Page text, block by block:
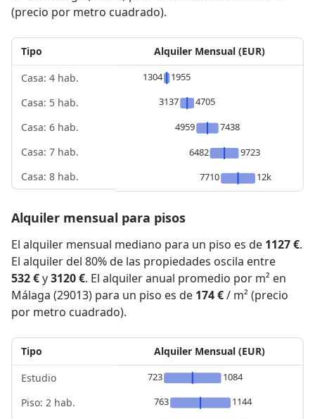
(precio por metro cuadrado).
Tipo
Casa: 4 hab.
Casa: 5 hab.
Casa: 6 hab.
Casa: 7 hab.
Casa: 8 hab.
Alquiler Mensual (EUR)
1304
1955
3137
4705
4959
7438
6482
9723
7710
12k
Alquiler mensual para pisos
El alquiler mensual mediano para un piso es de 1127 €.
El alquiler del 80% de las propiedades oscila entre
532 €y3120 €. El alquiler anual promedio por m² en
Málaga (29013) para un piso es de 174 €/ m² (precio
por metro cuadrado).
Tipo
Estudio
Piso: 2 hab.
Alquiler Mensual (EUR)
723
1084
763
1144